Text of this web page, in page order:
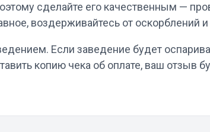
сделайте его качественным —
воздерживайтесь от оскорблений и
Если заведение будет
копию чека об оплате, ваш отзыв